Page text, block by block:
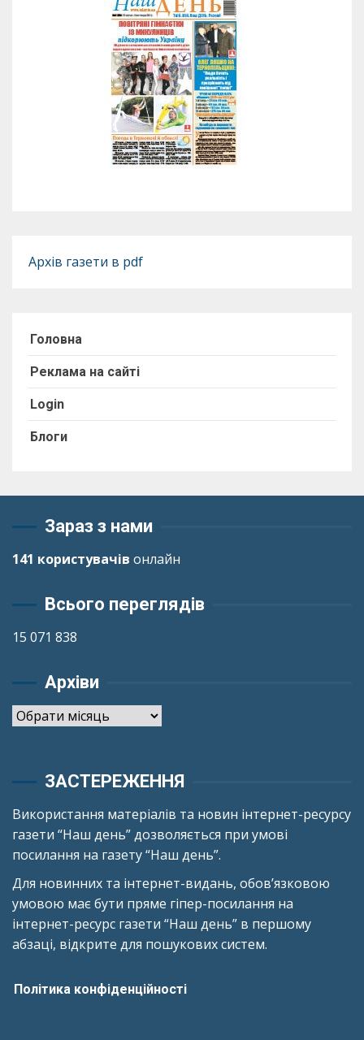
Архів газети в pdf
Головна
Реклама на сайті
Login
Блоги
Зараз з нами
141 користувачів онлайн
Всього переглядів
15 071 838
Архіви
Архіви
ЗАСТЕРЕЖЕННЯ
Використання матеріалів та новин інтернет-ресурсу
газети “Наш день” дозволяється при умові
посилання на газету “Наш день”.
Для новинних та інтернет-видань, обов’язковою
умовою має бути пряме гіпер-посилання на
інтернет-ресурс газети “Наш день” в першому
абзаці, відкрите для пошукових систем.
Політика конфіденційності